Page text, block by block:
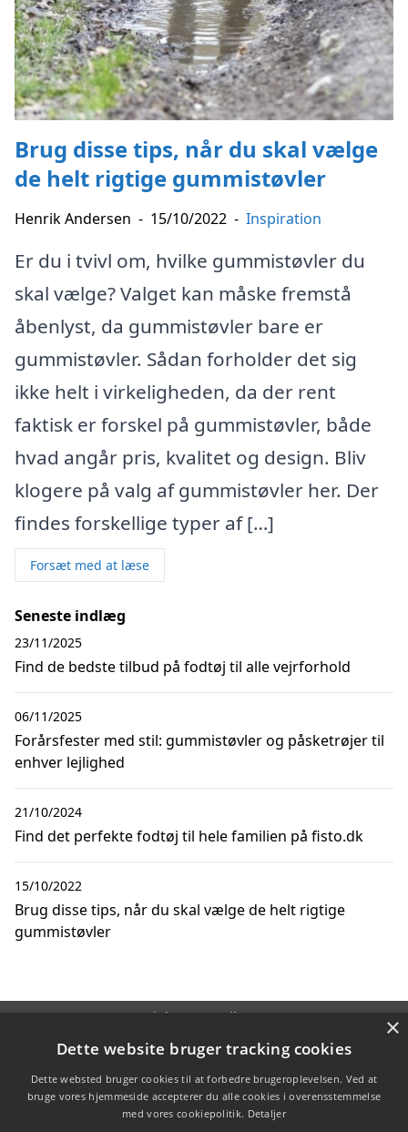
Brug disse tips, når du skal vælge
de helt rigtige gummistøvler
Henrik Andersen - 15/10/2022 - Inspiration
Er du i tvivl om, hvilke gummistøvler du
skal vælge? Valget kan måske fremstå
åbenlyst, da gummistøvler bare er
gummistøvler. Sådan forholder det sig
ikke helt i virkeligheden, da der rent
faktisk er forskel på gummistøvler, både
hvad angår pris, kvalitet og design. Bliv
klogere på valg af gummistøvler her. Der
findes forskellige typer af […]
Forsæt med at læse
Seneste indlæg
Find de bedste tilbud på fodtøj til alle vejrforhold
23/11/2025
Forårsfester med stil: gummistøvler og påsketrøjer til
enhver lejlighed
06/11/2025
Find det perfekte fodtøj til hele familien på fisto.dk
21/10/2024
Brug disse tips, når du skal vælge de helt rigtige
gummistøvler
15/10/2022
Copyright 2026 - Pilanto Aps
Forside
Om / kontakt Blog Betingelser
×
Dette website bruger tracking cookies
Dette websted bruger cookies til at forbedre brugeroplevelsen. Ved at
bruge vores hjemmeside accepterer du alle cookies i overensstemmelse
med vores cookiepolitik. Detaljer